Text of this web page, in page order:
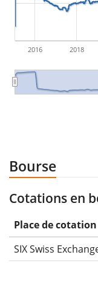
2016 2018
Bourse
Cotations en
Place de cotation
SIX Swiss